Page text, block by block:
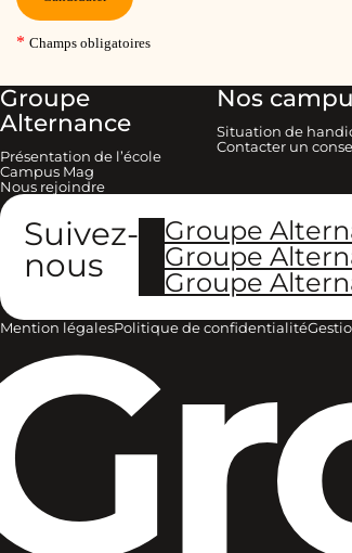
Groupe
Alternance
Présentation de l’école
Campus Mag
Nous rejoindre
Nos
Situation de
Contacter un
Suivez-
nous
Groupe
Groupe
Groupe
Mention légalesPolitique de confidentialité